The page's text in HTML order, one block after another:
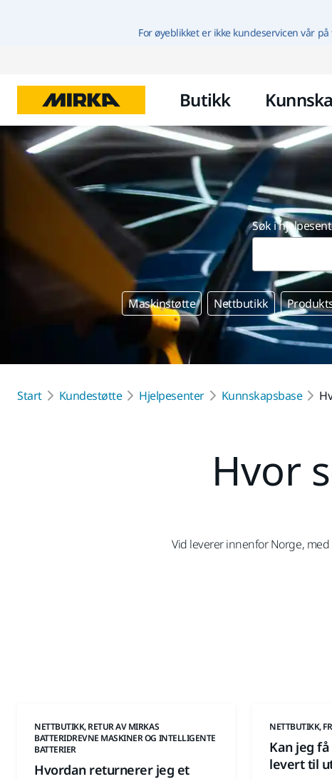
For øyeblikket er ikke kundeservicen vår
Butikk
Søk i
Maskinstøtte Nettbutikk
Start Kundestøtte Hjelpesenter Kunnskapsbase
Hvor
Vid leverer innenfor Norge,
NETTBUTIKK, RETUR AV MIRKAS
BATTERIDREVNE MASKINER OG INTELLIGENTE
BATTERIER
Hvordan returnerer jeg et
NETTBUTIKK,
Kan jeg
levert til